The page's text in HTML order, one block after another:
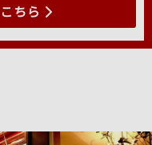
ちら